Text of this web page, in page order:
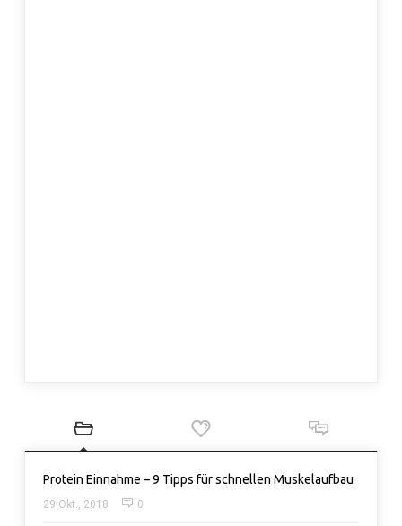
Protein Einnahme – 9 Tipps für schnellen Muskelaufbau
29 Okt., 2018 0